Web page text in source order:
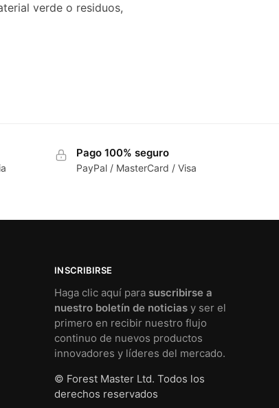
verde o residuos,
Pago 100% seguro
PayPal / MasterCard / Visa
INSCRIBIRSE
Haga clic aquí para suscribirse a
nuestro boletín de noticias y ser el
primero en recibir nuestro flujo
continuo de nuevos productos
innovadores y líderes del mercado.
© Forest Master Ltd. Todos los
derechos reservados